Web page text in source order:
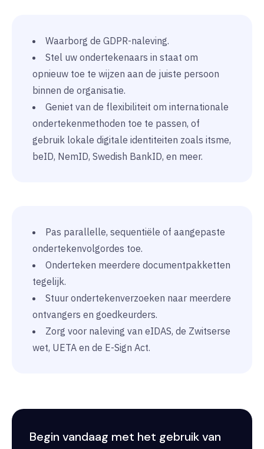
Waarborg de GDPR-naleving.
Stel uw ondertekenaars in staat om
opnieuw toe te wijzen aan de juiste persoon
binnen de organisatie.
Geniet van de flexibiliteit om internationale
ondertekenmethoden toe te passen, of
gebruik lokale digitale identiteiten zoals itsme,
beID, NemID, Swedish BankID, en meer.
Pas parallelle, sequentiële of aangepaste
ondertekenvolgordes toe.
Onderteken meerdere documentpakketten
tegelijk.
Stuur ondertekenverzoeken naar meerdere
ontvangers en goedkeurders.
Zorg voor naleving van eIDAS, de Zwitserse
wet, UETA en de E-Sign Act.
Begin vandaag met het gebruik van